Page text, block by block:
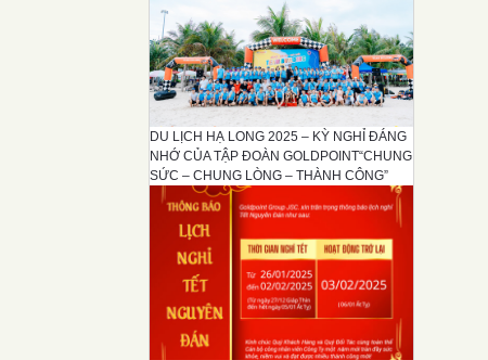
DU LỊCH HẠ LONG 2025 – KỲ NGHỈ ĐÁNG
NHỚ CỦA TẬP ĐOÀN GOLDPOINT“CHUNG
SỨC – CHUNG LÒNG – THÀNH CÔNG”